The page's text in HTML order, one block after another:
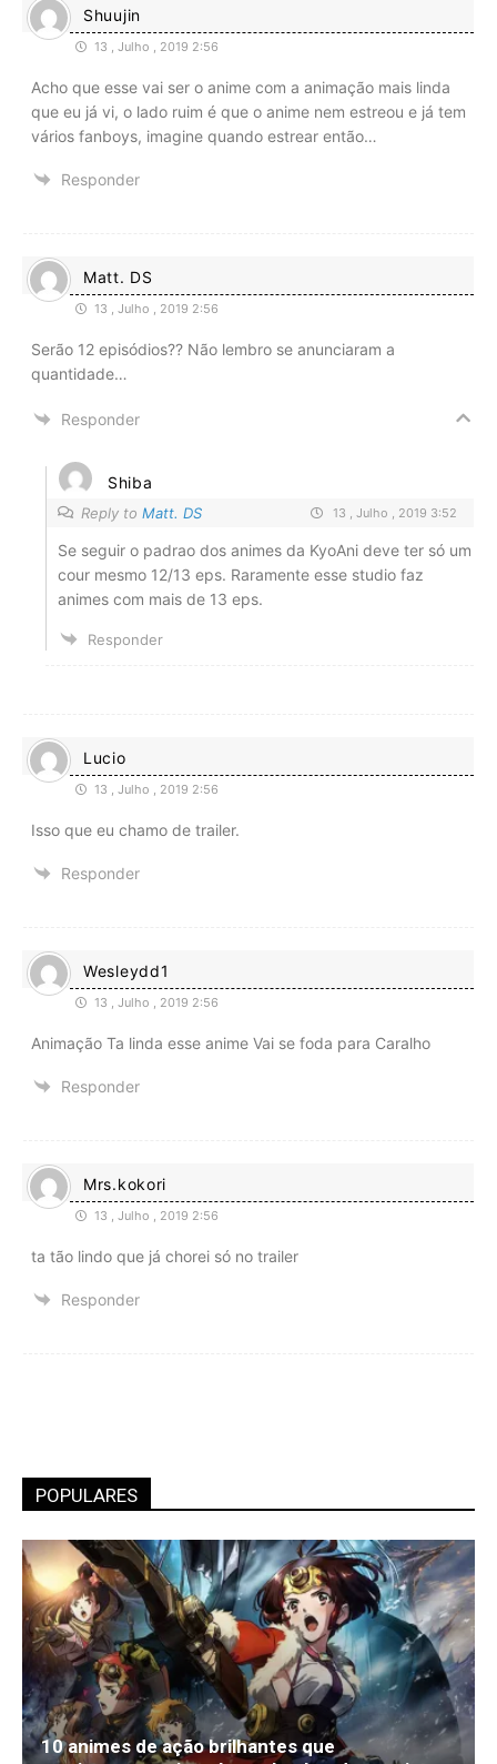
Shuujin
13 , Julho , 2019 2:56
Acho que esse vai ser o anime com a animação mais linda
que eu já vi, o lado ruim é que o anime nem estreou e já tem
vários fanboys, imagine quando estrear então…
Responder
Matt. DS
13 , Julho , 2019 2:56
Serão 12 episódios?? Não lembro se anunciaram a
quantidade…
Responder
Shiba
Reply to Matt. DS 13 , Julho , 2019 3:52
Se seguir o padrao dos animes da KyoAni deve ter só um
cour mesmo 12/13 eps. Raramente esse studio faz
animes com mais de 13 eps.
Responder
Lucio
13 , Julho , 2019 2:56
Isso que eu chamo de trailer.
Responder
Wesleydd1
13 , Julho , 2019 2:56
Animação Ta linda esse anime Vai se foda para Caralho
Responder
Mrs.kokori
13 , Julho , 2019 2:56
ta tão lindo que já chorei só no trailer
Responder
POPULARES
10 animes de ação brilhantes que